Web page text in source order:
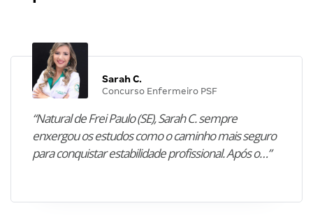
Sarah C.
Concurso Enfermeiro PSF
“Natural de Frei Paulo (SE), Sarah C. sempre
enxergou os estudos como o caminho mais seguro
para conquistar estabilidade profissional. Após o…”